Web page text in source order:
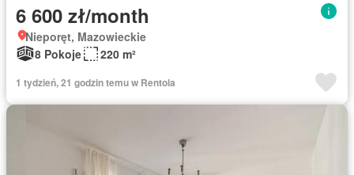
6 600 zł/month
Nieporęt, Mazowieckie
8 Pokoje
220 m²
1 tydzień, 21 godzin temu w Rentola